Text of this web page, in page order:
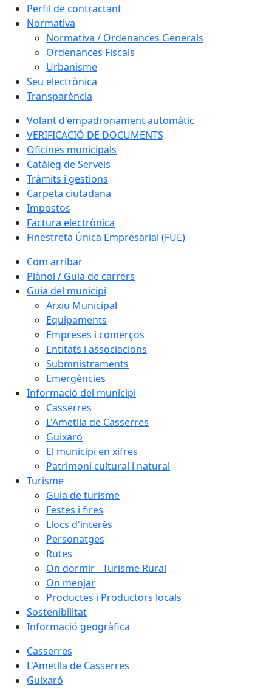
Perfil de contractant
Normativa
Normativa / Ordenances Generals
Ordenances Fiscals
Urbanisme
Seu electrònica
Transparència
Volant d'empadronament automàtic
VERIFICACIÓ DE DOCUMENTS
Oficines municipals
Catàleg de Serveis
Tràmits i gestions
Carpeta ciutadana
Impostos
Factura electrònica
Finestreta Única Empresarial (FUE)
Com arribar
Plànol / Guia de carrers
Guia del municipi
Arxiu Municipal
Equipaments
Empreses i comerços
Entitats i associacions
Submnistraments
Emergències
Informació del municipi
Casserres
L'Ametlla de Casserres
Guixaró
El municipi en xifres
Patrimoni cultural i natural
Turisme
Guia de turisme
Festes i fires
Llocs d'interès
Personatges
Rutes
On dormir - Turisme Rural
On menjar
Productes i Productors locals
Sostenibilitat
Informació geogràfica
Casserres
L'Ametlla de Casserres
Guixaró